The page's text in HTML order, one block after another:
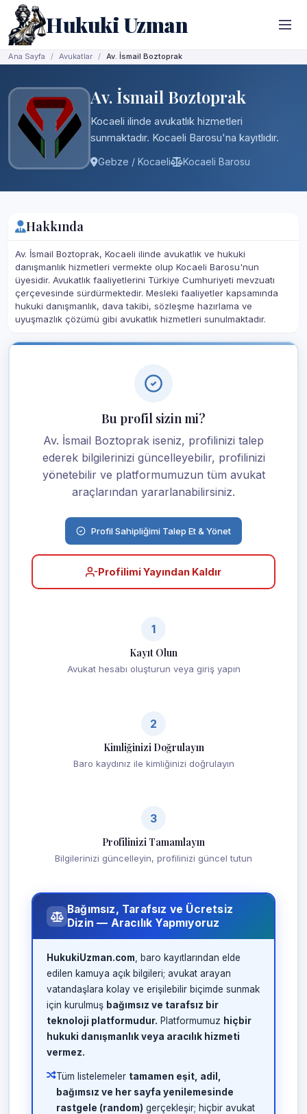
Hukuki Uzman
Ana Sayfa Avukatlar Av. İsmail Boztoprak
Av. İsmail Boztoprak
Kocaeli ilinde avukatlık hizmetleri
sunmaktadır. Kocaeli Barosu'na kayıtlıdır.
Gebze / Kocaeli Kocaeli Barosu
Hakkında
Av. İsmail Boztoprak, Kocaeli ilinde avukatlık ve hukuki
danışmanlık hizmetleri vermekte olup Kocaeli Barosu'nun
üyesidir. Avukatlık faaliyetlerini Türkiye Cumhuriyeti mevzuatı
çerçevesinde sürdürmektedir. Mesleki faaliyetler kapsamında
hukuki danışmanlık, dava takibi, sözleşme hazırlama ve
uyuşmazlık çözümü gibi avukatlık hizmetleri sunulmaktadır.
Bu profil sizin mi?
Av. İsmail Boztoprak iseniz, profilinizi talep
ederek bilgilerinizi güncelleyebilir, profilinizi
yönetebilir ve platformumuzun tüm avukat
araçlarından yararlanabilirsiniz.
Profil Sahipliğimi Talep Et & Yönet
Profilimi Yayından Kaldır
1
Kayıt Olun
Avukat hesabı oluşturun veya giriş yapın
2
Kimliğinizi Doğrulayın
Baro kaydınız ile kimliğinizi doğrulayın
3
Profilinizi Tamamlayın
Bilgilerinizi güncelleyin, profilinizi güncel tutun
Bağımsız, Tarafsız ve Ücretsiz
Dizin — Aracılık Yapmıyoruz
HukukiUzman.com , baro kayıtlarından elde
edilen kamuya açık bilgileri; avukat arayan
vatandaşlara kolay ve erişilebilir biçimde sunmak
için kurulmuş bağımsız ve tarafsız bir
teknoloji platformudur. Platformumuz hiçbir
hukuki danışmanlık veya aracılık hizmeti
vermez.
Tüm listelemeler tamamen eşit, adil,
bağımsız ve her sayfa yenilemesinde
rastgele (random) gerçekleşir; hiçbir avukat